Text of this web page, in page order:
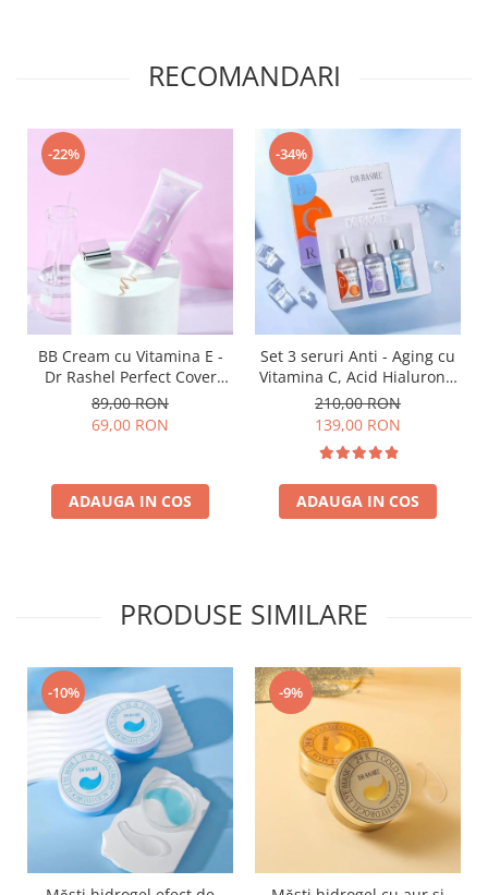
RECOMANDARI
-22%
BB Cream cu Vitamina E -
Dr Rashel Perfect Cover
makeup foundation - 30 gr
89,00 RON
69,00 RON
ADAUGA IN COS
-34%
Set 3 seruri Anti - Aging cu
Vitamina C, Acid Hialuronic
si Retinol - Dr. Rashel Facial
Serum pack
210,00 RON
139,00 RON
ADAUGA IN COS
PRODUSE SIMILARE
-10% -9%